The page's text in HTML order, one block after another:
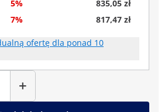
5%
835,05 zł
7% 817,47 zł
ofertę dla ponad 10
+